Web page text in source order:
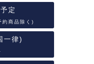
定
約商品除く)
一律)